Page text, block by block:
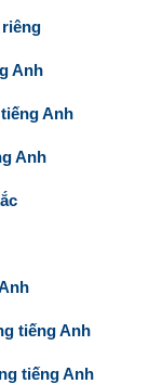
Anh
Anh
Anh
tiếng Anh
tiếng Anh